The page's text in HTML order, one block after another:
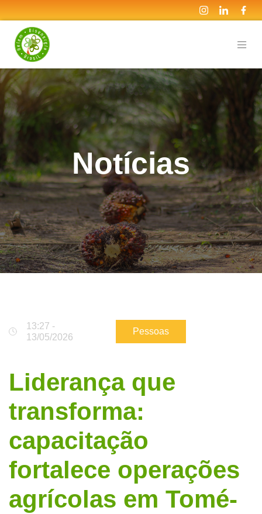
Notícias
13:27 -
13/05/2026
Pessoas
Liderança que
transforma:
capacitação
fortalece operações
agrícolas em Tomé-